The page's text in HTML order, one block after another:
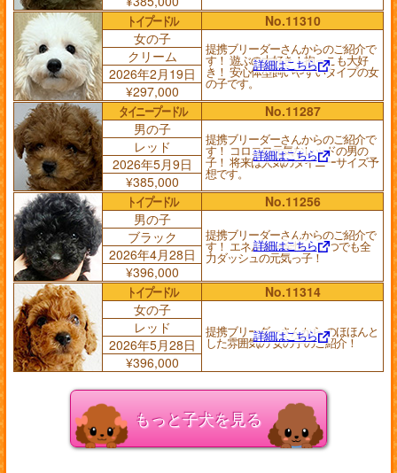
トイプードル
No.11310
女の子
提携ブリーダーさんからのご紹介で
す！ 遊ぶの大好き！抱っこも大好
き！ 安心体型飼いやすいタイプの女
の子です。
詳細はこちら
クリーム
2026年2月19日
¥297,000
タイニープードル
No.11287
男の子
提携ブリーダーさんからのご紹介で
す！ コロコロ元気なレッドの男の
子！ 将来は人気のタイニーサイズ予
想です。
詳細はこちら
レッド
2026年5月9日
¥385,000
トイプードル
No.11256
男の子
提携ブリーダーさんからのご紹介で
す！ エネルギー全快！ いつでも全
力ダッシュの元気っ子！
詳細はこちら
ブラック
2026年4月28日
¥396,000
トイプードル
No.11314
女の子
提携ブリーダーさんから のほほんと
した雰囲気の 女の子のご紹介！
詳細はこちら
レッド
2026年5月28日
¥396,000
もっと子犬を見る